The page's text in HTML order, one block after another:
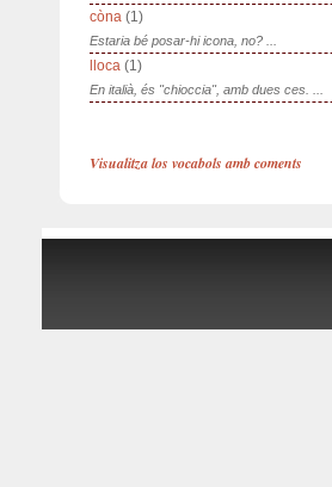
còna (1)
Estaria bé posar-hi icona, no? ...
lloca (1)
En italià, és "chioccia", amb dues ces. ...
Visualitza los vocabols amb coments